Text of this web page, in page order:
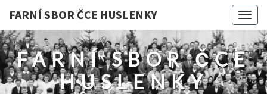
FARNÍ SBOR ČCE HUSLENKY
FARNÍ SBOR ČCE
HUSLENKY